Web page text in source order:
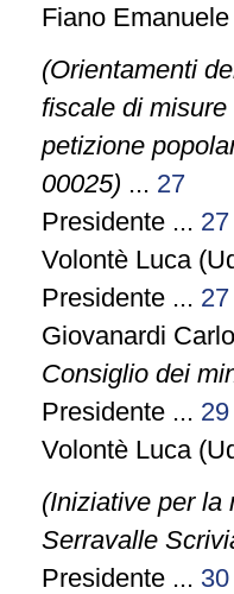
Fiano
(Orientamenti
fiscale di
petizione
00025) ... 27
Presidente ... 27
Volontè Luca
Presidente ... 27
Giovanardi
Consiglio dei
Presidente ... 29
Volontè Luca
(Iniziative per la
Serravalle
Presidente ... 30